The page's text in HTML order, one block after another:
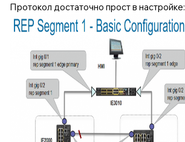
Протокол достаточно прост в настройке: